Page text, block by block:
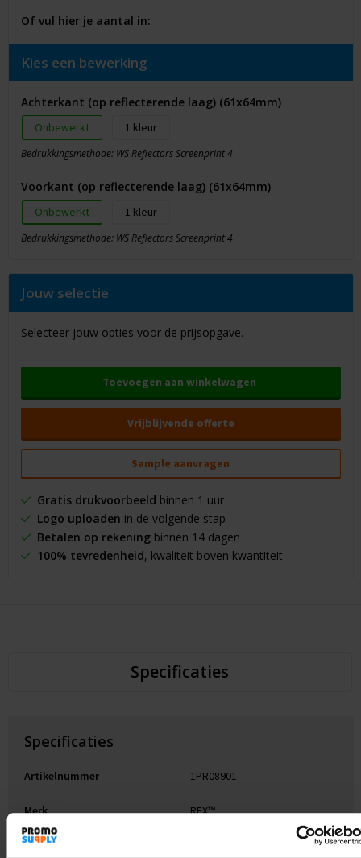
Of vul hier je aantal in:
Kies een bewerking
Achterkant (op reflecterende laag) (61x64mm)
Onbewerkt 1
Bedrukkingsmethode: WS Reflectors Screenprint 4
Voorkant (op reflecterende laag) (61x64mm)
Onbewerkt 1
Bedrukkingsmethode: WS Reflectors Screenprint 4
Jouw selectie
Selecteer jouw opties voor de prijsopgave.
Toevoegen aan winkelwagen
Vrijblijvende offerte
Sample aanvragen
Gratis drukvoorbeeld binnen 1 uur
Logo uploaden in de volgende stap
Betalen op rekeningbinnen 14 dagen
100% tevredenheid, kwaliteit boven kwantiteit
Specificaties
Specificaties
Artikelnummer 1PR08901
Merk RFX™
Gewicht